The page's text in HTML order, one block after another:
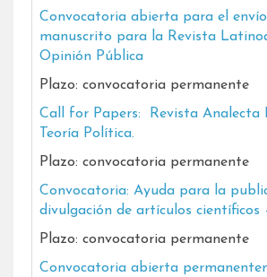
Convocatoria abierta para el
manuscrito para la Revista
Opinión Pública
Plazo: convocatoria permanente
Call for Papers: Revista Analecta
Teoría Política.
Plazo: convocatoria permanente
Convocatoria: Ayuda para la
divulgación de artículos científicos
Plazo: convocatoria permanente
Convocatoria abierta